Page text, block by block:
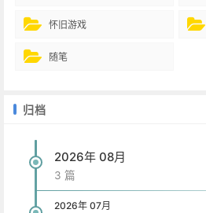
怀旧游戏
随笔
归档
2026年 08月
3 篇
2026年 07月